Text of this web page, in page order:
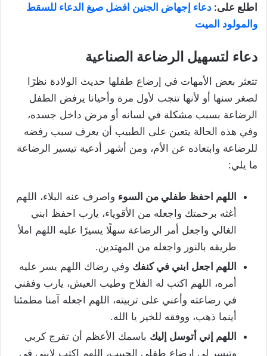
اطلع على: دعاء إجهاض الجنين افضل صيغ الدعاء للسقط
والمولود الميت
دعاء لتسهيل الرضاعة الصناعية
تتعثر بعض الأمهات في إرضاع طفلها حديث الولادة نظرًا
لصغر سنها أو لأنها تنجب لأول مرة وأحيانا يرفض الطفل
الرضاعة بسبب مشكلة في لسانه أو مرض داخل جسده،
وفي هذه الحالة يتعين على الطبيب أن يعرف سبب رفضه
للرضاعة وابتعاده عن الأم، ومن أشهر أدعية تيسير الرضاعة
ما يلي:
اللهم احفظ طفلي من السوء واصرف عنه البلاء، اللهم
أغثه برحمتك واجعله من الأقوياء، يارب احفظ ابني
الغالي واجعل أمر الرضاعة سهلًا يسيرًا عليه اللهم املأ
طريقه بالنور واجعله من المهتدين.
اللهم اجعل ابني في كنفك وفي رضاك اللهم يسر عليه
أمره، اللهم اكتب له الفلاح وطيب العيش، يارب وفقني
في رضاعته وأعني على تربيته، اللهم اجعله آمنا مطمئنا
أينما ذهب، ووفقه للخير يا الله.
اللهم إني أتوسل إليك باسمك الأعظم أن تفرج كربي
وتيسر لي إرضاع طفلي الحبيب، اللهم اكتب لإبني في